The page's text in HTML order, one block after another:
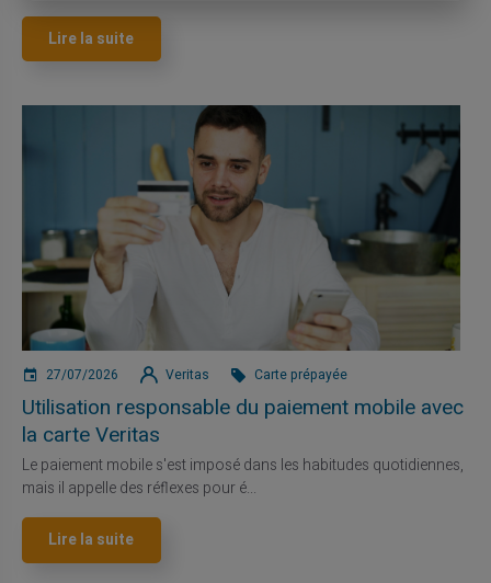
Lire la suite
27/07/2026 Veritas Carte prépayée
Utilisation responsable du paiement mobile avec
la carte Veritas
Le paiement mobile s'est imposé dans les habitudes quotidiennes,
mais il appelle des réflexes pour é...
Lire la suite